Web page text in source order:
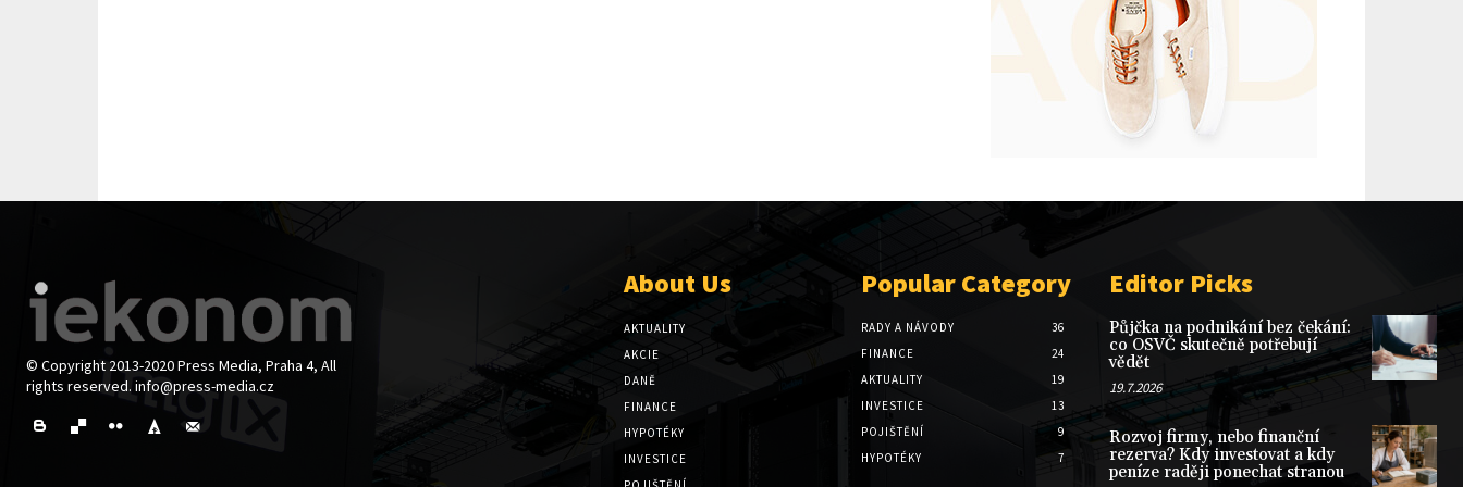
© Copyright 2013-2020 Press Media, Praha 4, All
rights reserved. info@press-media.cz
About Us
AKTUALITY
AKCIE
DANĚ
FINANCE
HYPOTÉKY
INVESTICE
Popular Category
RADY A NÁVODY
36
FINANCE
24
AKTUALITY
19
INVESTICE
13
POJIŠTĚNÍ
9
HYPOTÉKY
7
Editor Picks
Půjčka na podnikání bez čekání:
co OSVČ skutečně potřebují
vědět
19.7.2026
Rozvoj firmy, nebo finanční
rezerva? Kdy investovat a kdy
peníze raději ponechat stranou